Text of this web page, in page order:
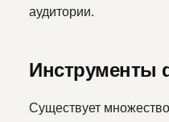
аудитории.
Инструменты
Существует